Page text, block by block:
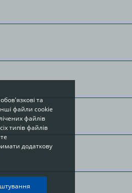
та
файли cookie
файлів
типів файлів
додаткову